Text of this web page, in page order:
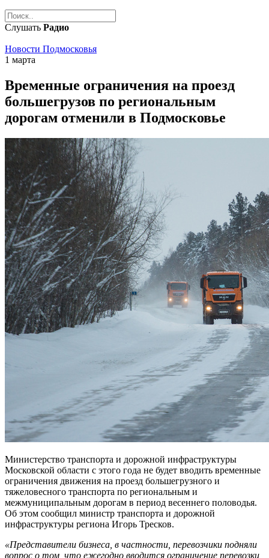
Слушать Радио
Новости Подмосковья
1 марта
Временные ограничения на проезд
большегрузов по региональным
дорогам отменили в Подмосковье
Министерство транспорта и дорожной инфраструктуры
Московской области с этого года не будет вводить временные
ограничения движения на проезд большегрузного и
тяжеловесного транспорта по региональным и
межмуниципальным дорогам в период весеннего половодья.
Об этом сообщил министр транспорта и дорожной
инфраструктуры региона Игорь Тресков.
«Представители бизнеса, в частности, перевозчики подняли
вопрос о том, что ежегодно вводится ограничение перевозки